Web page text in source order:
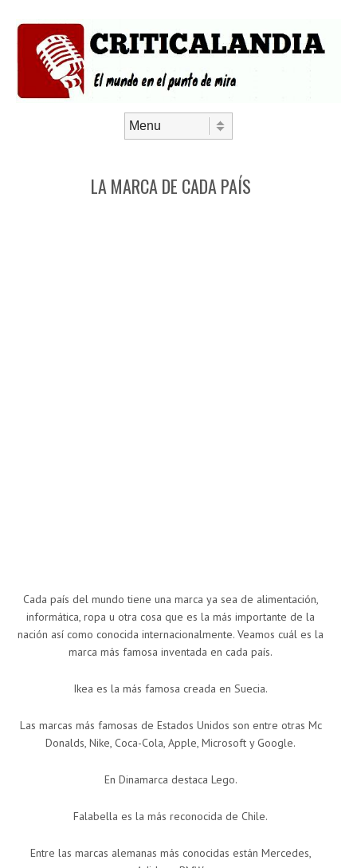
LA MARCA DE CADA PAÍS
Cada país del mundo tiene una marca ya sea de alimentación,
informática, ropa u otra cosa que es la más importante de la
nación así como conocida internacionalmente. Veamos cuál es la
marca más famosa inventada en cada país.
Ikea es la más famosa creada en Suecia.
Las marcas más famosas de Estados Unidos son entre otras Mc
Donalds, Nike, Coca-Cola, Apple, Microsoft y Google.
En Dinamarca destaca Lego.
Falabella es la más reconocida de Chile.
Entre las marcas alemanas más conocidas están Mercedes,